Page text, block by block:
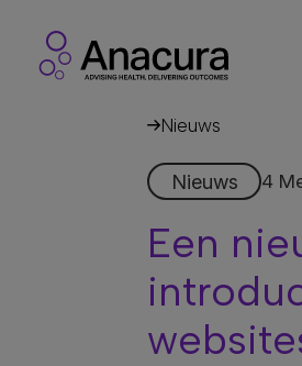
Nieuws
Nieuws 4
Een